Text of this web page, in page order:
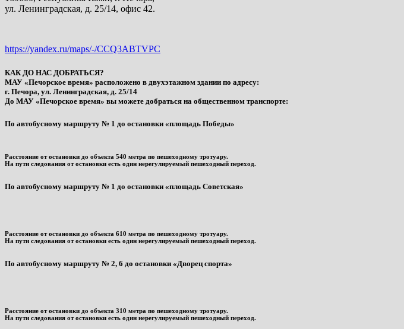
ул. Ленинградская, д. 25/14, офис 42.
https://yandex.ru/maps/-/CCQ3ABTVPC
КАК ДО НАС ДОБРАТЬСЯ?
МАУ «Печорское время» расположено в двухэтажном здании по адресу:
г. Печора, ул. Ленинградская, д. 25/14
До МАУ «Печорское время» вы можете добраться на общественном транспорте:
По автобусному маршруту № 1 до остановки «площадь Победы»
Расстояние от остановки до объекта 540 метра по пешеходному тротуару.
На пути следования от остановки есть один нерегулируемый пешеходный переход.
По автобусному маршруту № 1 до остановки «площадь Советская»
Расстояние от остановки до объекта 610 метра по пешеходному тротуару.
На пути следования от остановки есть один нерегулируемый пешеходный переход.
По автобусному маршруту № 2, 6 до остановки «Дворец спорта»
Расстояние от остановки до объекта 310 метра по пешеходному тротуару.
На пути следования от остановки есть один нерегулируемый пешеходный переход.